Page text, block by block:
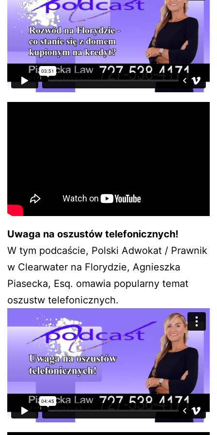
Uwaga na oszustów telefonicznych!
W tym podcaście, Polski Adwokat / Prawnik
w Clearwater na Florydzie, Agnieszka
Piasecka, Esq. omawia popularny temat
oszustw telefonicznych.